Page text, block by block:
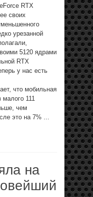
RTX
своих
урезанной
5120 ядрами
RTX
у нас есть
что мобильная
малого 111
чем
это на 7% ...
на